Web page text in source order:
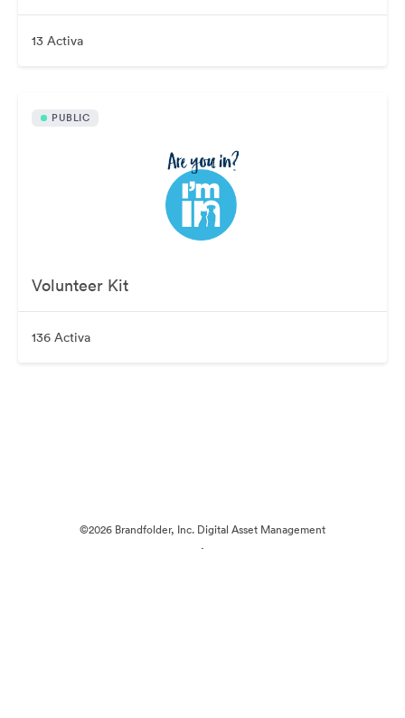
13 Activa
PUBLIC
Volunteer Kit
136 Activa
©2026 Brandfolder, Inc. Digital Asset Management
·